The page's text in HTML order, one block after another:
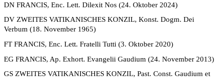
DN FRANCIS, Enc. Lett. Dilexit Nos (24. Oktober 2024)
DV ZWEITES VATIKANISCHES KONZIL, Konst. Dogm. Dei
Verbum (18. November 1965)
FT FRANCIS, Enc. Lett. Fratelli Tutti (3. Oktober 2020)
EG FRANCIS, Ap. Exhort. Evangelii Gaudium (24. November 2013)
GS ZWEITES VATIKANISCHES KONZIL, Past. Const. Gaudium et